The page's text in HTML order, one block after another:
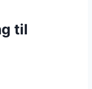
til